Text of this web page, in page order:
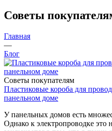
Советы
Главная
—
Блог
Советы покупателям
Пластиковые короба для
панельном доме
У панельных домов есть
Однако к электропроводке это